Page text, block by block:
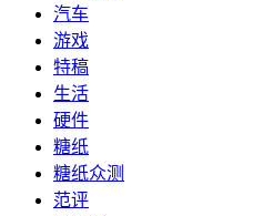
汽车
游戏
特稿
生活
硬件
糖纸
糖纸众测
范评